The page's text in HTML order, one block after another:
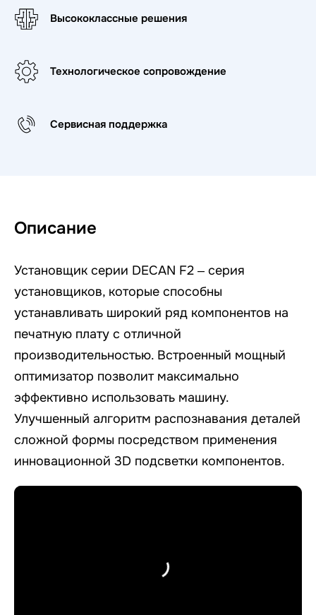
Высококлассные решения
Технологическое сопровождение
Сервисная поддержка
Описание
Установщик серии DECAN F2 – серия
установщиков, которые способны
устанавливать широкий ряд компонентов на
печатную плату с отличной
производительностью. Встроенный мощный
оптимизатор позволит максимально
эффективно использовать машину.
Улучшенный алгоритм распознавания деталей
сложной формы посредством применения
инновационной 3D подсветки компонентов.